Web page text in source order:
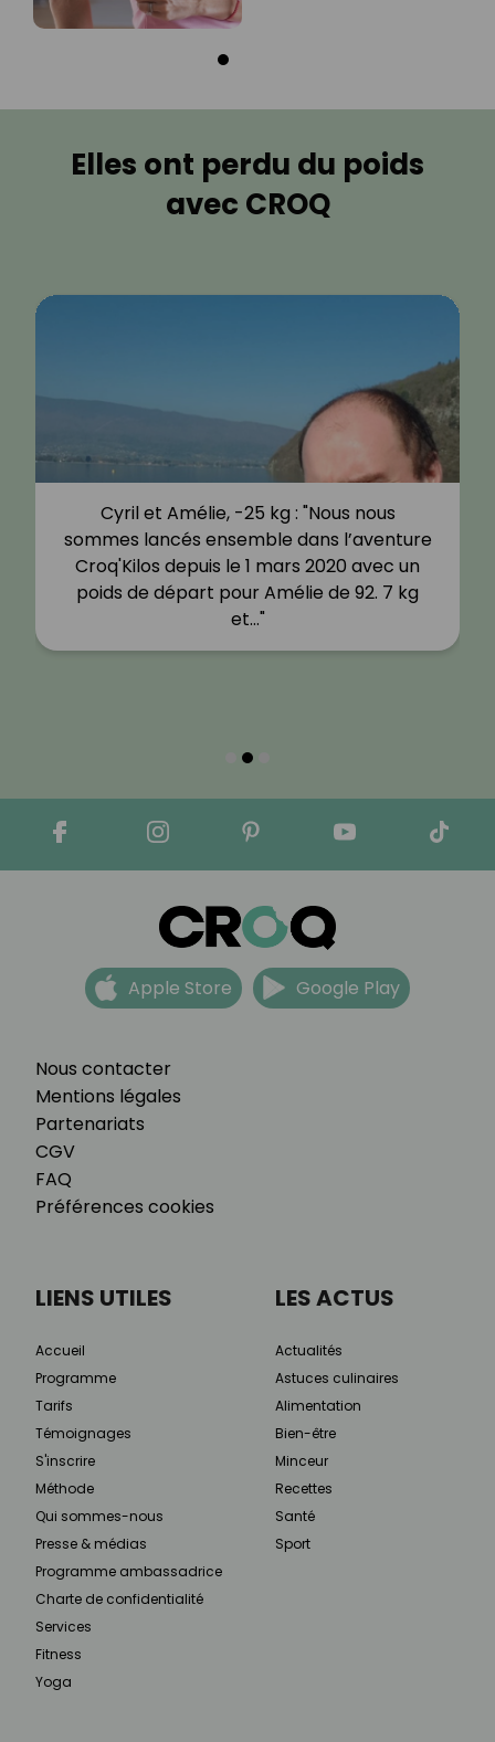
Elles ont perdu du poids
avec CROQ
Cyril et Amélie, -25 kg : "Nous nous
sommes lancés ensemble dans l’aventure
Croq'Kilos depuis le 1 mars 2020 avec un
poids de départ pour Amélie de 92. 7 kg
et…"
Nous contacter
Mentions légales
Partenariats
CGV
FAQ
Préférences cookies
Apple Store Google Play
LIENS UTILES
Accueil
Programme
Tarifs
Témoignages
S'inscrire
Méthode
Qui sommes-nous
Presse & médias
Programme ambassadrice
Charte de confidentialité
Services
Fitness
Yoga
LES ACTUS
Actualités
Astuces culinaires
Alimentation
Bien-être
Minceur
Recettes
Santé
Sport